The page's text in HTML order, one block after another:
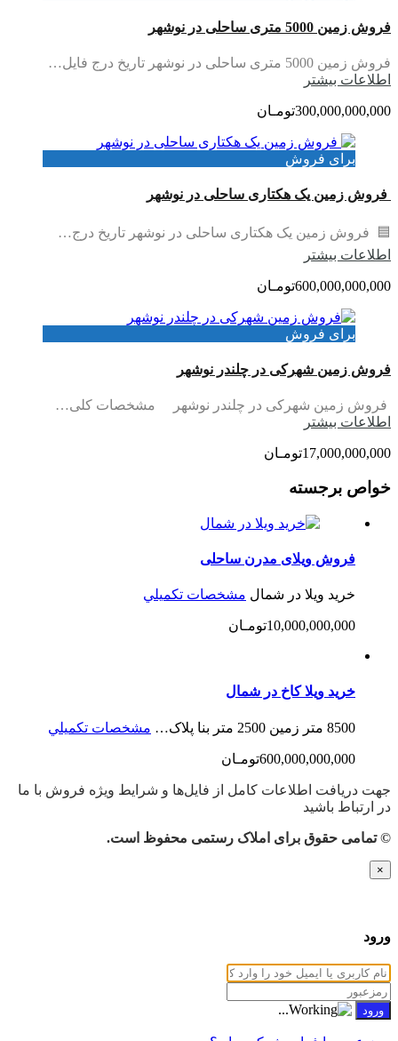
فروش زمین 5000 متری ساحلی در نوشهر
فروش زمین 5000 متری ساحلی در نوشهر تاریخ درج فایل…
اطلاعات بيشتر
300,000,000,000تومـان
برای فروش
فروش زمین یک هکتاری ساحلی در نوشهر
🟦 فروش زمین یک هکتاری ساحلی در نوشهر تاریخ درج…
اطلاعات بيشتر
600,000,000,000تومـان
برای فروش
فروش زمین شهرکی در چلندر نوشهر
فروش زمین شهرکی در چلندر نوشهر مشخصات کلی…
اطلاعات بيشتر
17,000,000,000تومـان
خواص برجسته
فروش ویلای مدرن ساحلی
خرید ویلا در شمال مشخصات تكميلي
10,000,000,000تومـان
خرید ویلا کاخ در شمال
8500 متر زمین 2500 متر بنا پلاک… مشخصات تكميلي
600,000,000,000تومـان
جهت دریافت اطلاعات کامل از فایل‌ها و شرایط ویژه فروش با ما
در ارتباط باشید
© تمامی حقوق برای املاک رستمی محفوظ است.
×
ورود